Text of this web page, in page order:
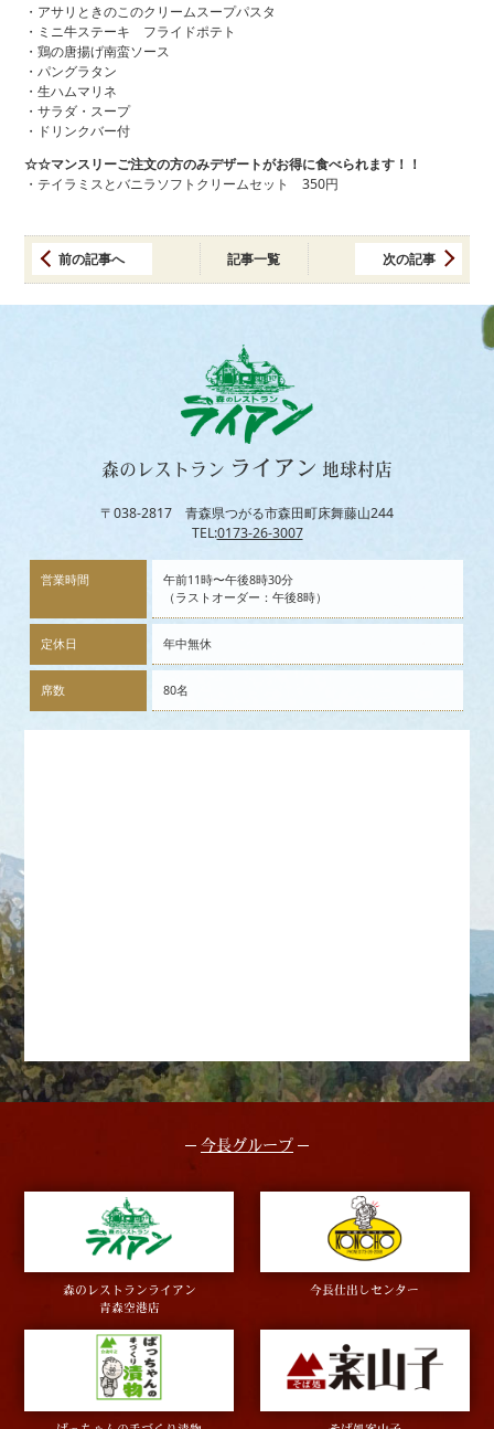
・アサリときのこのクリームスープパスタ
・ミニ牛ステーキ フライドポテト
・鶏の唐揚げ南蛮ソース
・パングラタン
・生ハムマリネ
・サラダ・スープ
・ドリンクバー付
☆☆マンスリーご注文の方のみデザートがお得に食べられます！！
・テイラミスとバニラソフトクリームセット 350円
前の記事へ 記事一覧 次の記事
森のレストラン ライアン 地球村店
〒038-2817 青森県つがる市森田町床舞藤山244
TEL:0173-26-3007
営業時間
午前11時〜午後8時30分
（ラストオーダー：午後8時）
定休日 年中無休
席数 80名
今長グループ
森のレストランライアン
青森空港店
今長仕出しセンター